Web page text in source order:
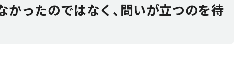
かったのではなく、問いが立つのを待